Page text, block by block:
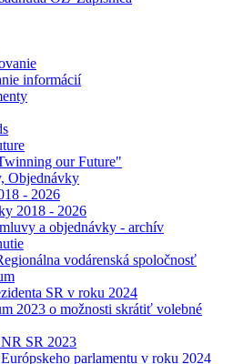
informácií
our Future"
Objednávky
- 2026
2018 - 2026
a objednávky - archív
vodárenská spoločnosť
SR v roku 2024
2023 o možnosti skrátiť volebné
SR 2023
parlamentu v roku 2024